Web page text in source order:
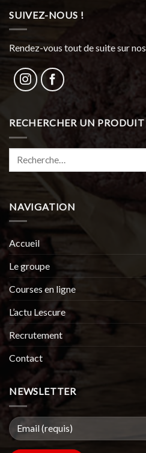
SUIVEZ-NOUS !
Rendez-vous tout de suite sur
RECHERCHER UN PRODUIT
Recherche
NAVIGATION
Accueil
Le groupe
Courses en ligne
L’actu Lescure
Recrutement
Contact
NEWSLETTER